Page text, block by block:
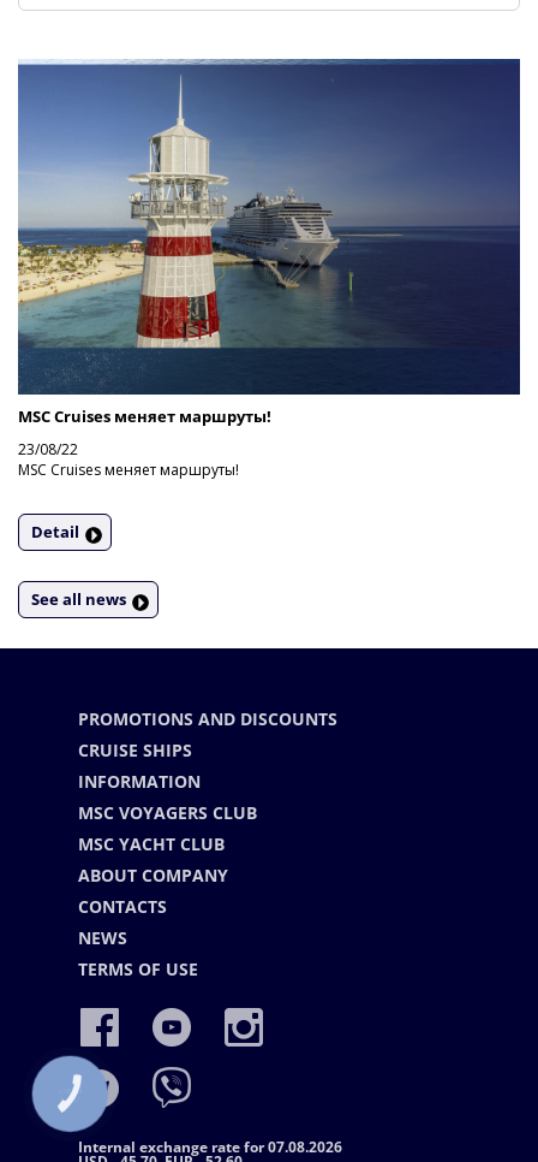
MSC Cruises меняет маршруты!
23/08/22
MSC Cruises меняет маршруты!
Detail
See all news
PROMOTIONS AND DISCOUNTS
CRUISE SHIPS
INFORMATION
MSC VOYAGERS CLUB
MSC YACHT CLUB
ABOUT COMPANY
CONTACTS
NEWS
TERMS OF USE
Internal exchange rate for 07.08.2026
КНОПКА
СВЯЗИ